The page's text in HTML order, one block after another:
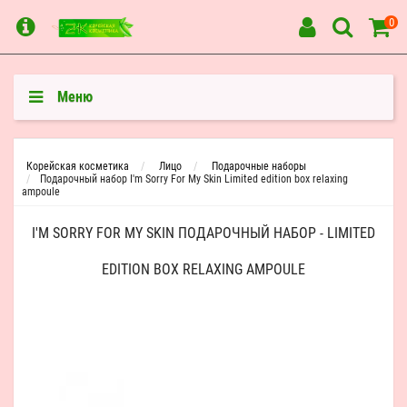
0
Меню
Корейская косметика Лицо
Подарочные наборы
Подарочный набор I'm Sorry For My Skin Limited edition box relaxing
ampoule
I'M SORRY FOR MY SKIN ПОДАРОЧНЫЙ НАБОР - LIMITED
EDITION BOX RELAXING AMPOULE